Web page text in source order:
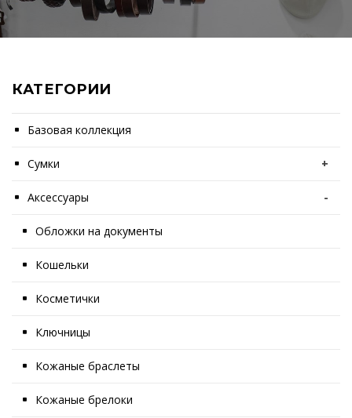
КАТЕГОРИИ
Базовая коллекция
Сумки +
Аксессуары -
Обложки на документы
Кошельки
Косметички
Ключницы
Кожаные браслеты
Кожаные брелоки